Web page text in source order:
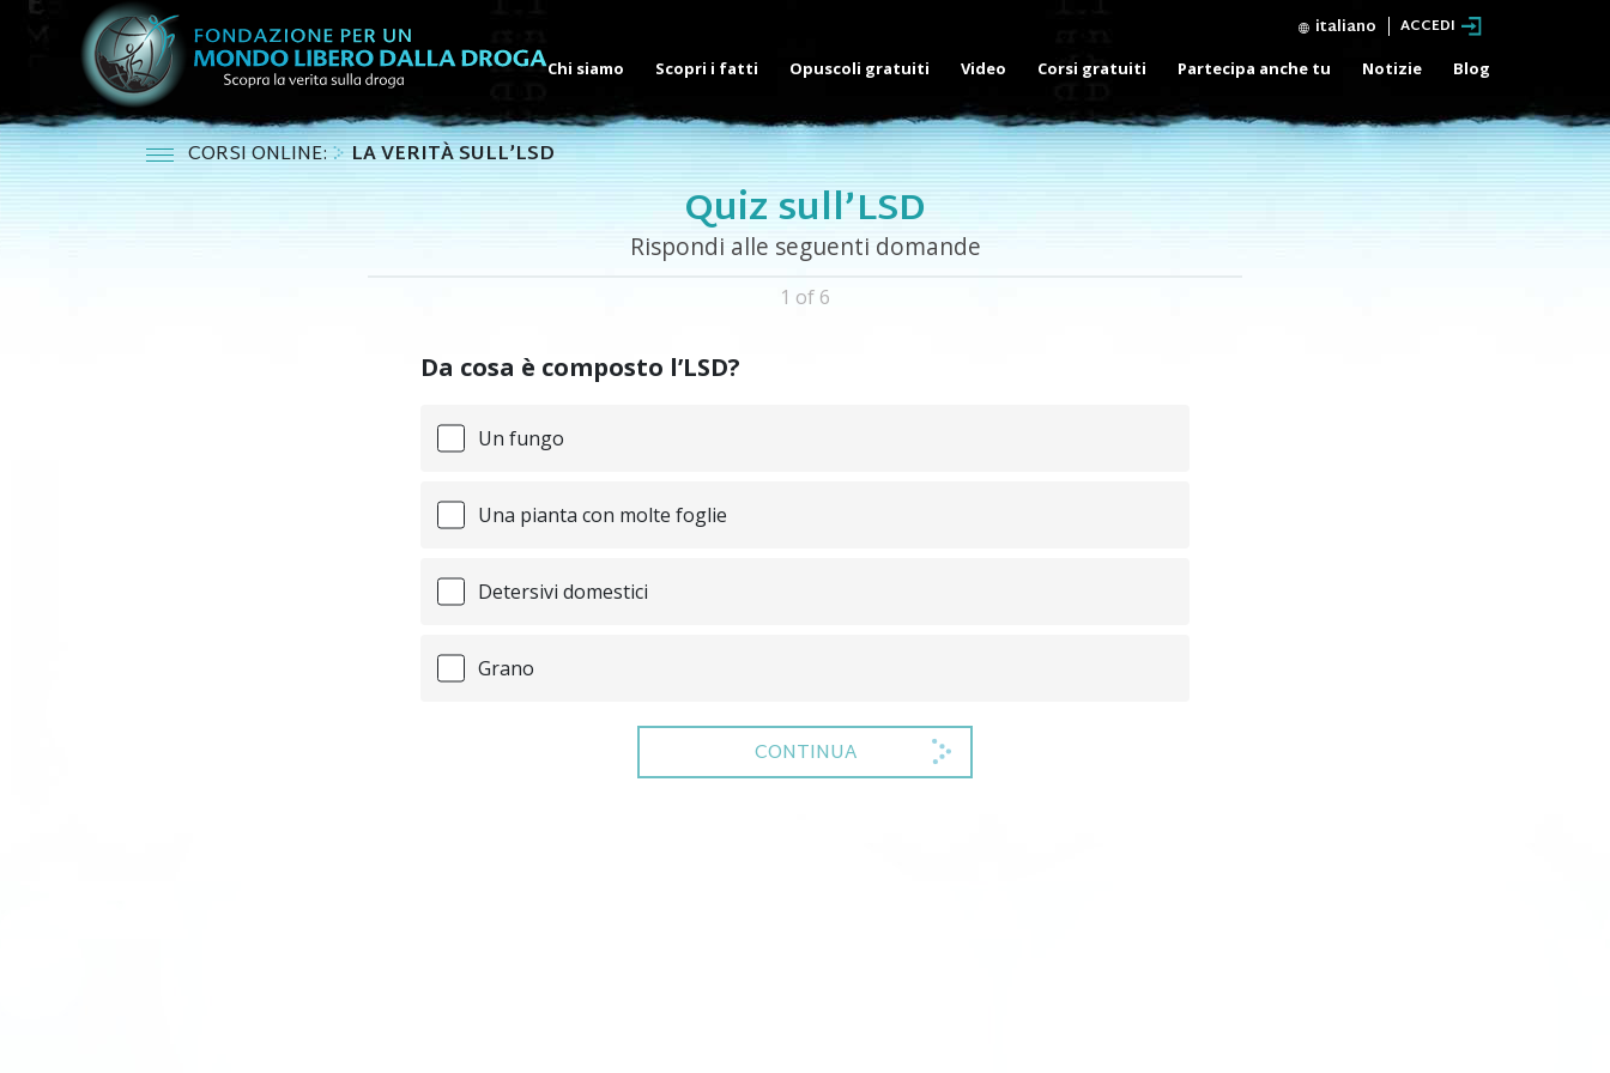
italiano ACCEDI
Chi siamo Scopri i fatti Opuscoli gratuiti Video Corsi gratuiti Partecipa anche tu Notizie Blog
CORSI ONLINE: LA VERITÀ SULL’LSD
Quiz sull’LSD
Rispondi alle seguenti domande
1 of 6
Da cosa è composto l’LSD?
Un fungo
Una pianta con molte foglie
Detersivi domestici
Grano
CONTINUA